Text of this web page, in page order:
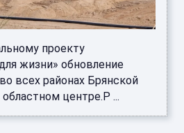
проекту
жизни» обновление
всех районах Брянской
центре.Р ...